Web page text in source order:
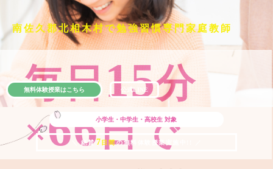
南佐久郡北相木村で勉強習慣専門家庭教師
毎日15分
×66日で
小学生・中学生・高校生 対象
＼ 絶賛 7 日間の無料体験授業実施中!! ／
無料体験授業はこちら 公式LINE